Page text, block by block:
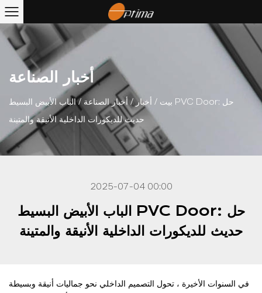
أخبار الصناعة
بيت / أخبار / أخبار الصناعة /الباب الأبيض البسيط PVC Door: حل
حديث للديكورات الداخلية الأنيقة والمتينة
2025-07-04 00:00
الباب الأبيض البسيط PVC Door: حل
حديث للديكورات الداخلية الأنيقة والمتينة
في السنوات الأخيرة ، تحول التصميم الداخلي نحو جماليات أنيقة وبسيطة